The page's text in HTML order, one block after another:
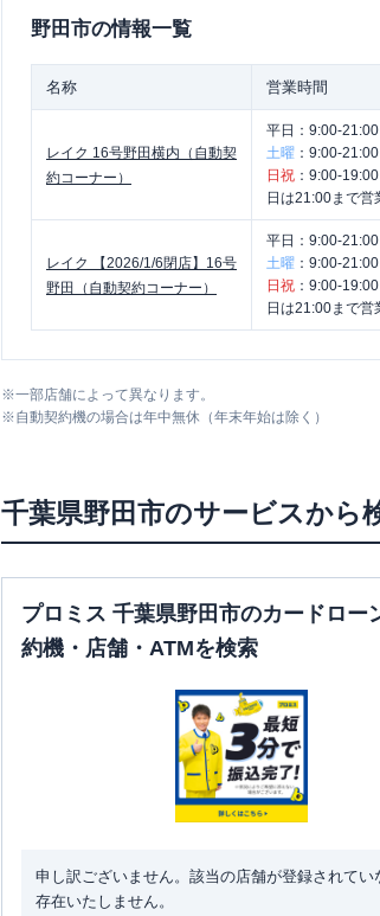
野田市の情報一覧
名称 営業時間
レイク 16号野田横内（自動契
約コーナー）
平日： 9:00-21:00
土曜 ： 9:00-21:00
日祝 ： 9:00-
日は21:00まで営
レイク
【2026/1/6閉店】16号
野田（自動契約コーナー）
平日： 9:00-21:00
土曜 ： 9:00-21:00
日祝 ： 9:00-
日は21:00まで営
※一部店舗によって異なります。
※自動契約機の場合は年中無休（年末年始は除く）
千葉県野田市のサービスから
プロミス 千葉県野田市のカードロー
約機・店舗・ATMを検索
申し訳ございません。該当の店舗が登録されてい
存在いたしません。